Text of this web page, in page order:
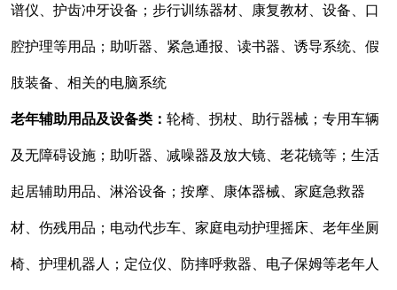
谱仪、护齿冲牙设备；步行训练器材、康复教材、设备、口
腔护理等用品；助听器、紧急通报、读书器、诱导系统、假
肢装备、相关的电脑系统
老年辅助用品及设备类： 轮椅、拐杖、助行器械；专用车辆
及无障碍设施；助听器、减噪器及放大镜、老花镜等；生活
起居辅助用品、淋浴设备；按摩、康体器械、家庭急救器
材、伤残用品；电动代步车、家庭电动护理摇床、老年坐厕
椅、护理机器人；定位仪、防摔呼救器、电子保姆等老年人